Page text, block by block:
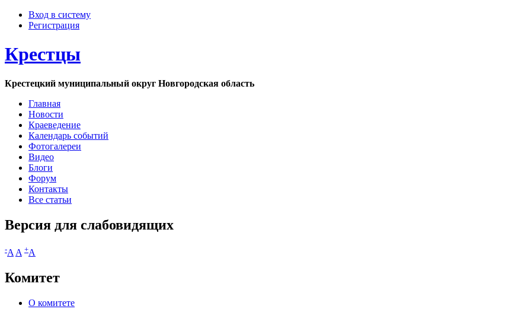
Вход в систему
Регистрация
Крестцы
Крестецкий муниципальный округ Новгородская область
Главная
Новости
Краеведение
Календарь событий
Фотогалереи
Видео
Блоги
Форум
Контакты
Все статьи
Версия для слабовидящих
-A A +A
Комитет
О комитете